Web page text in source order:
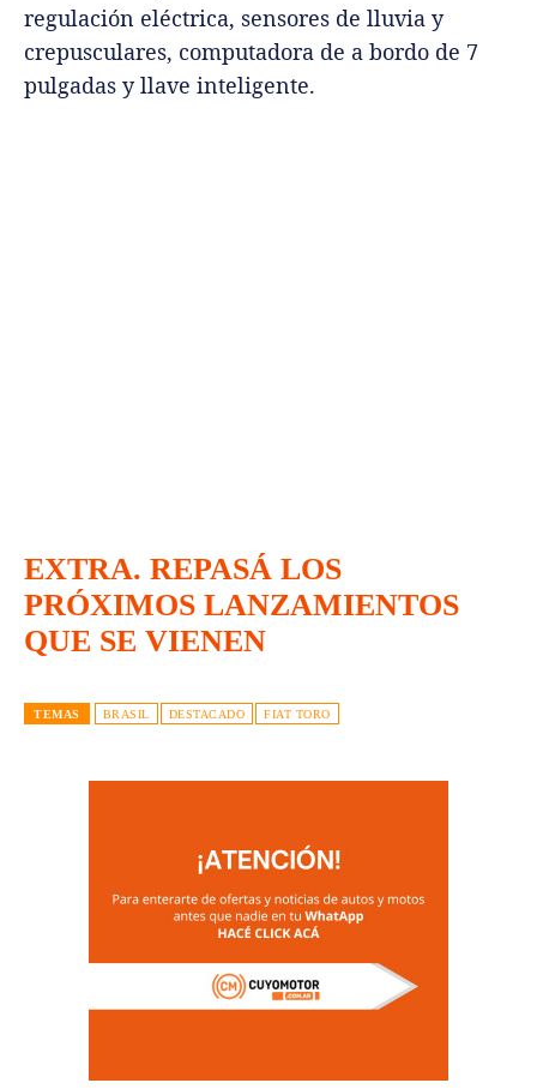
regulación eléctrica, sensores de lluvia y
crepusculares, computadora de a bordo de 7
pulgadas y llave inteligente.
EXTRA. REPASÁ LOS
PRÓXIMOS LANZAMIENTOS
QUE SE VIENEN
TEMAS BRASIL DESTACADO FIAT TORO